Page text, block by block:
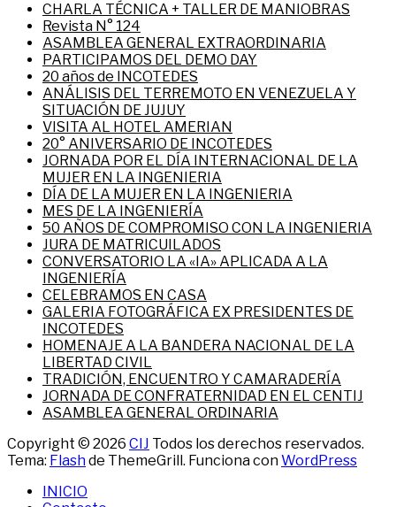
CHARLA TÉCNICA + TALLER DE MANIOBRAS
Revista N° 124
ASAMBLEA GENERAL EXTRAORDINARIA
PARTICIPAMOS DEL DEMO DAY
20 años de INCOTEDES
ANÁLISIS DEL TERREMOTO EN VENEZUELA Y
SITUACIÓN DE JUJUY
VISITA AL HOTEL AMERIAN
20° ANIVERSARIO DE INCOTEDES
JORNADA POR EL DÍA INTERNACIONAL DE LA
MUJER EN LA INGENIERIA
DÍA DE LA MUJER EN LA INGENIERIA
MES DE LA INGENIERÍA
50 AÑOS DE COMPROMISO CON LA INGENIERIA
JURA DE MATRICUILADOS
CONVERSATORIO LA «IA» APLICADA A LA
INGENIERÍA
CELEBRAMOS EN CASA
GALERIA FOTOGRÁFICA EX PRESIDENTES DE
INCOTEDES
HOMENAJE A LA BANDERA NACIONAL DE LA
LIBERTAD CIVIL
TRADICIÓN, ENCUENTRO Y CAMARADERÍA
JORNADA DE CONFRATERNIDAD EN EL CENTIJ
ASAMBLEA GENERAL ORDINARIA
Copyright © 2026 CIJ Todos los derechos reservados.
Tema: Flashde ThemeGrill. Funciona conWordPress
INICIO